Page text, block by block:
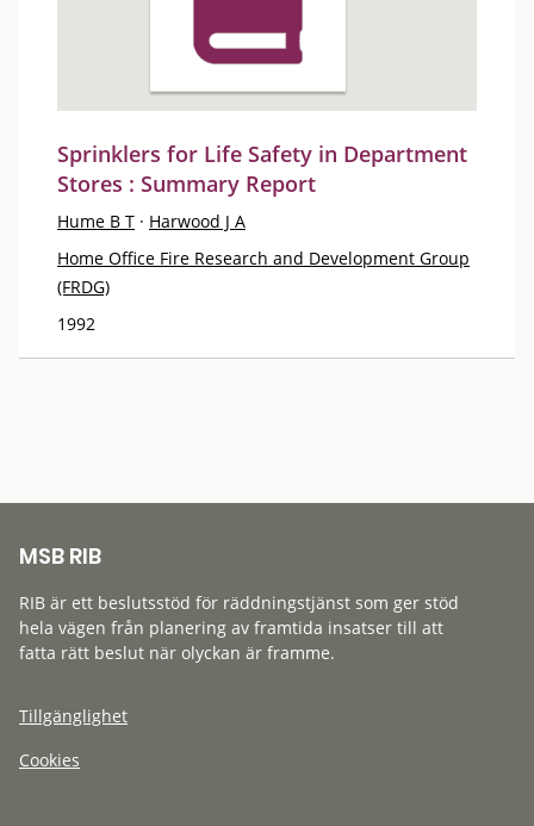
Sprinklers for Life Safety in Department
Stores : Summary Report
Hume B T · Harwood J A
Home Office Fire Research and Development Group
(FRDG)
1992
MSB RIB
RIB är ett beslutsstöd för räddningstjänst som ger stöd
hela vägen från planering av framtida insatser till att
fatta rätt beslut när olyckan är framme.
Tillgänglighet
Cookies